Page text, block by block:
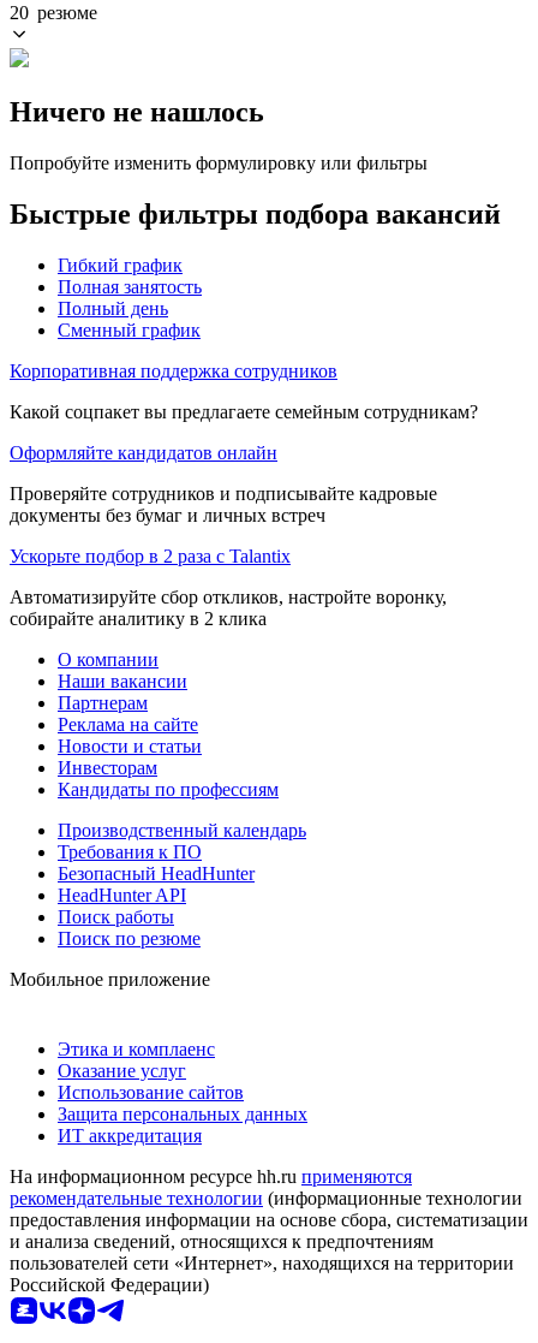
20 резюме
Ничего не нашлось
Попробуйте изменить формулировку или фильтры
Быстрые фильтры подбора вакансий
Гибкий график
Полная занятость
Полный день
Сменный график
Корпоративная поддержка сотрудников
Какой соцпакет вы предлагаете семейным сотрудникам?
Оформляйте кандидатов онлайн
Проверяйте сотрудников и подписывайте кадровые
документы без бумаг и личных встреч
Ускорьте подбор в 2 раза с Talantix
Автоматизируйте сбор откликов, настройте воронку,
собирайте аналитику в 2 клика
О компании
Наши вакансии
Партнерам
Реклама на сайте
Новости и статьи
Инвесторам
Кандидаты по профессиям
Производственный календарь
Требования к ПО
Безопасный HeadHunter
HeadHunter API
Поиск работы
Поиск по резюме
Мобильное приложение
Этика и комплаенс
Оказание услуг
Использование сайтов
Защита персональных данных
ИТ аккредитация
На информационном ресурсе hh.ru применяются
рекомендательные технологии (информационные технологии
предоставления информации на основе сбора, систематизации
и анализа сведений, относящихся к предпочтениям
пользователей сети «Интернет», находящихся на территории
Российской Федерации)